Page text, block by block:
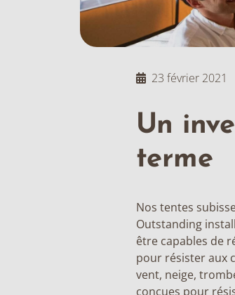
23 février 2021
Un
terme
Nos tentes
Outstanding
être capables de
pour résister aux
vent, neige,
conçues pour